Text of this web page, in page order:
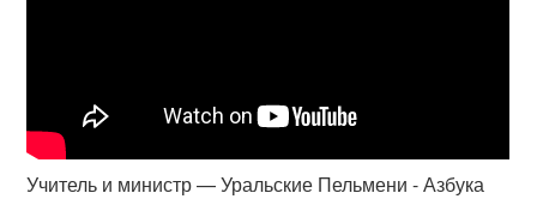
Учитель и министр — Уральские Пельмени - Азбука